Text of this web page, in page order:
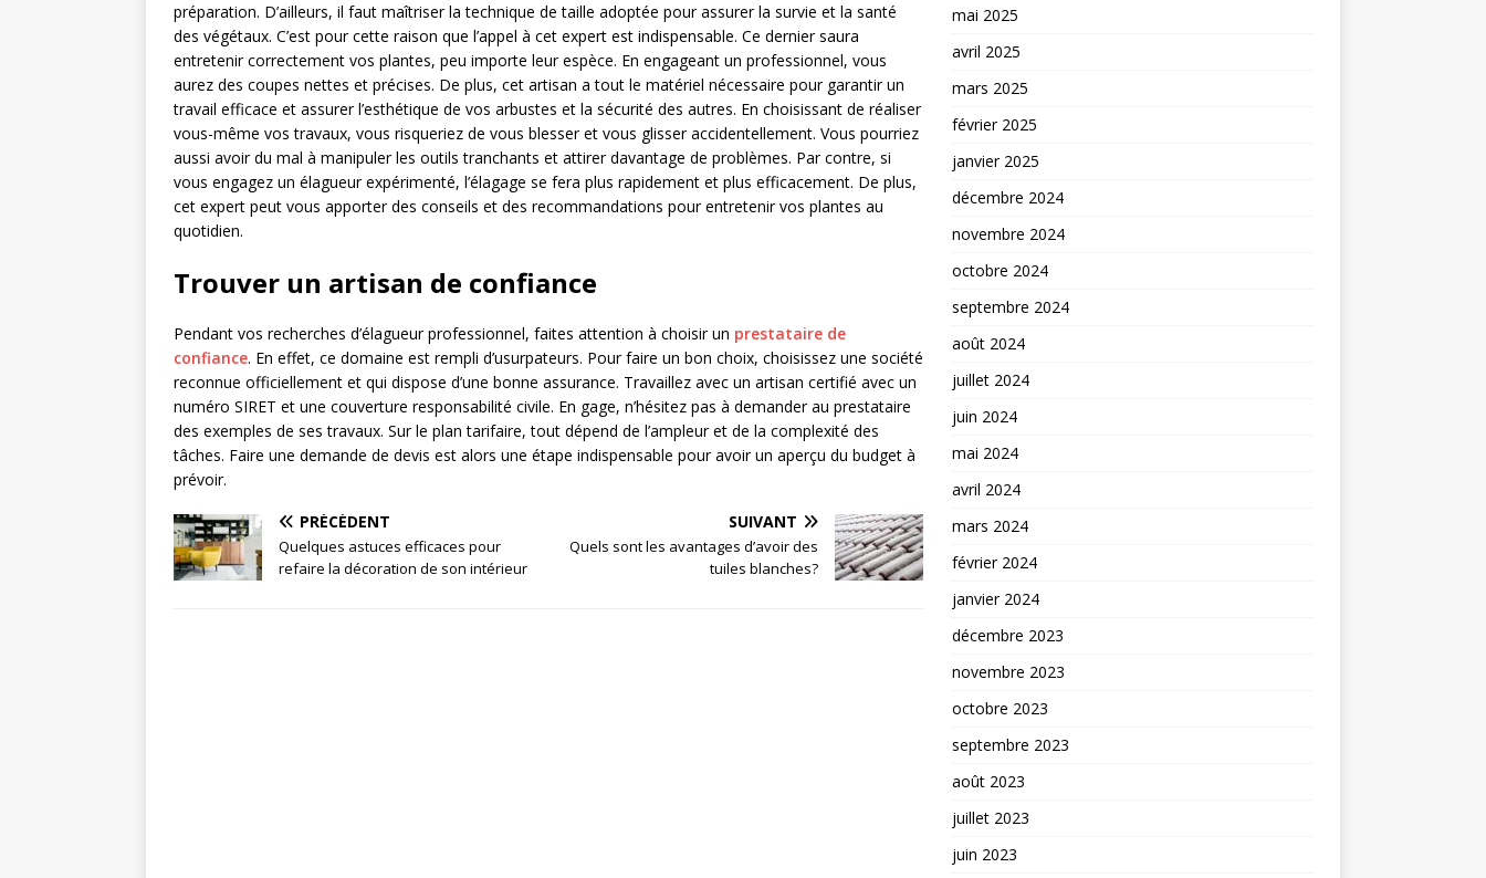
préparation. D’ailleurs, il faut maîtriser la technique de taille adoptée pour assurer la survie et la santé
des végétaux. C’est pour cette raison que l’appel à cet expert est indispensable. Ce dernier saura
entretenir correctement vos plantes, peu importe leur espèce. En engageant un professionnel, vous
aurez des coupes nettes et précises. De plus, cet artisan a tout le matériel nécessaire pour garantir un
travail efficace et assurer l’esthétique de vos arbustes et la sécurité des autres. En choisissant de réaliser
vous-même vos travaux, vous risqueriez de vous blesser et vous glisser accidentellement. Vous pourriez
aussi avoir du mal à manipuler les outils tranchants et attirer davantage de problèmes. Par contre, si
vous engagez un élagueur expérimenté, l’élagage se fera plus rapidement et plus efficacement. De plus,
cet expert peut vous apporter des conseils et des recommandations pour entretenir vos plantes au
quotidien.
Trouver un artisan de confiance
Pendant vos recherches d’élagueur professionnel, faites attention à choisir un prestataire de
confiance. En effet, ce domaine est rempli d’usurpateurs. Pour faire un bon choix, choisissez une société
reconnue officiellement et qui dispose d’une bonne assurance. Travaillez avec un artisan certifié avec un
numéro SIRET et une couverture responsabilité civile. En gage, n’hésitez pas à demander au prestataire
des exemples de ses travaux. Sur le plan tarifaire, tout dépend de l’ampleur et de la complexité des
tâches. Faire une demande de devis est alors une étape indispensable pour avoir un aperçu du budget à
prévoir.
PRÉCÉDENT
Quelques astuces efficaces pour
refaire la décoration de son intérieur
SUIVANT
Quels sont les avantages d’avoir des
tuiles blanches?
mai 2025
avril 2025
mars 2025
février 2025
janvier 2025
décembre 2024
novembre 2024
octobre 2024
septembre 2024
août 2024
juillet 2024
juin 2024
mai 2024
avril 2024
mars 2024
février 2024
janvier 2024
décembre 2023
novembre 2023
octobre 2023
septembre 2023
août 2023
juillet 2023
juin 2023